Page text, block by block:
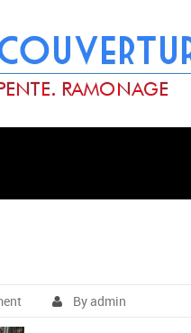
By admin